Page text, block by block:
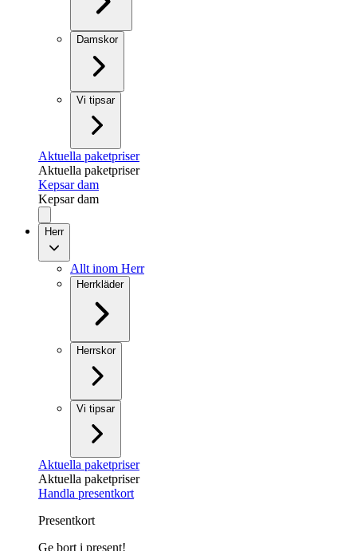
Damskor
Vi tipsar
Aktuella paketpriser
Aktuella paketpriser
Kepsar dam
Kepsar dam
Herr
Allt inom Herr
Herrkläder
Herrskor
Vi tipsar
Aktuella paketpriser
Aktuella paketpriser
Handla presentkort
Presentkort
Ge bort i present!